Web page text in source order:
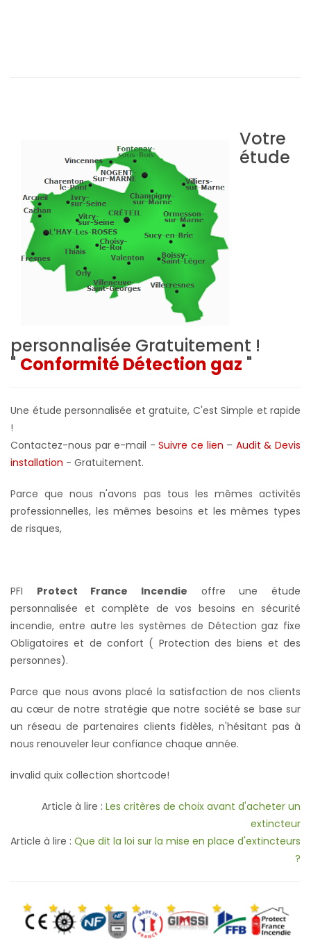
Votre
étude
personnalisée Gratuitement !
" Conformité Détection gaz "
Une étude personnalisée et gratuite, C'est Simple et rapide
!
Contactez-nous par e-mail -Suivre ce lien – Audit & Devis
installation - Gratuitement.
Parce que nous n'avons pas tous les mêmes activités
professionnelles, les mêmes besoins et les mêmes types
de risques,
PFI Protect France Incendie offre une étude
personnalisée et complète de vos besoins en sécurité
incendie, entre autre les systèmes de Détection gaz fixe
Obligatoires et de confort ( Protection des biens et des
personnes).
Parce que nous avons placé la satisfaction de nos clients
au cœur de notre stratégie que notre société se base sur
un réseau de partenaires clients fidèles, n'hésitant pas à
nous renouveler leur confiance chaque année.
invalid quix collection shortcode!
Article à lire : Les critères de choix avant d'acheter un
extincteur
Article à lire : Que dit la loi sur la mise en place d'extincteurs
?